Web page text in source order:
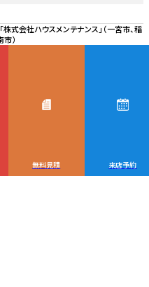
式会社ハウスメンテナンス」（一宮市、稲
）
無料見積 来店予約